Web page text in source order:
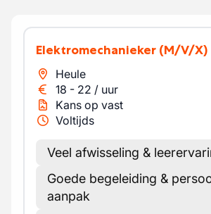
Elektromechanieker (M/V/X)
Heule
18 - 22 / uur
Kans op vast
Voltijds
Veel afwisseling &
Goede begeleiding &
aanpak